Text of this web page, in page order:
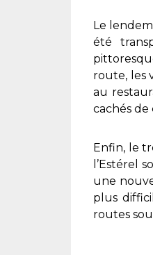
Le
été
route, les
au
cachés de
Enfin, le
l’Estérel
une
plus
routes